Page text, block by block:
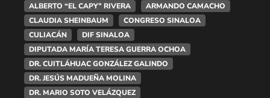
ALBERTO “EL CAPY” RIVERA
ARMANDO CAMACHO
CLAUDIA SHEINBAUM
CONGRESO SINALOA
CULIACÁN
DIF SINALOA
DIPUTADA MARÍA TERESA GUERRA OCHOA
DR. CUITLÁHUAC GONZÁLEZ GALINDO
DR. JESÚS MADUEÑA MOLINA
DR. MARIO SOTO VELÁZQUEZ